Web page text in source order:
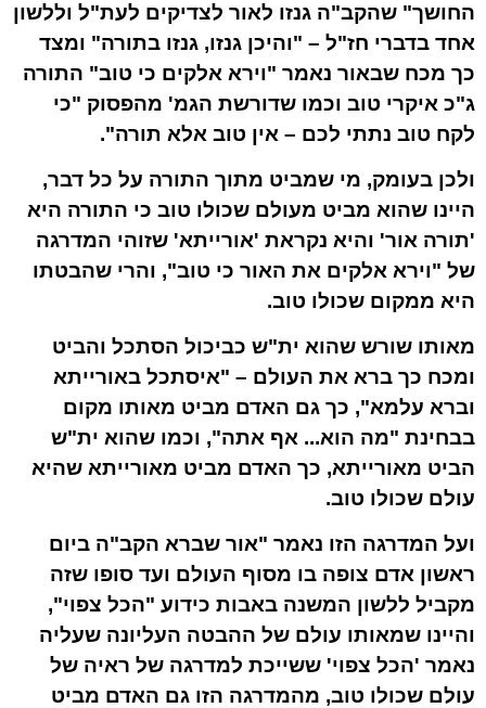
החושך" שהקב"ה גנזו לאור לצדיקים לעת"ל וללשון
אחד בדברי חז"ל – "והיכן גנזו, גנזו בתורה" ומצד
כך מכח שבאור נאמר "וירא אלקים כי טוב" התורה
ג"כ איקרי טוב וכמו שדורשת הגמ' מהפסוק "כי
לקח טוב נתתי לכם – אין טוב אלא תורה".
ולכן בעומק, מי שמביט מתוך התורה על כל דבר,
היינו שהוא מביט מעולם שכולו טוב כי התורה היא
'תורה אור' והיא נקראת 'אורייתא' שזוהי המדרגה
של "וירא אלקים את האור כי טוב", והרי שהבטתו
היא ממקום שכולו טוב.
מאותו שורש שהוא ית"ש כביכול הסתכל והביט
ומכח כך ברא את העולם – "איסתכל באורייתא
וברא עלמא", כך גם האדם מביט מאותו מקום
בבחינת "מה הוא... אף אתה", וכמו שהוא ית"ש
הביט מאורייתא, כך האדם מביט מאורייתא שהיא
עולם שכולו טוב.
ועל המדרגה הזו נאמר "אור שברא הקב"ה ביום
ראשון אדם צופה בו מסוף העולם ועד סופו שזה
מקביל ללשון המשנה באבות כידוע "הכל צפוי",
והיינו שמאותו עולם של ההבטה העליונה שעליה
נאמר 'הכל צפוי' ששייכת למדרגה של ראיה של
עולם שכולו טוב, מהמדרגה הזו גם האדם מביט